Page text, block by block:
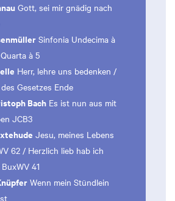
Gott, sei mir gnädig nach
Sinfonia Undecima à
à 5
Herr, lehre uns bedenken /
Gesetzes Ende
Bach Es ist nun aus mit
JCB3
Jesu, meines Lebens
62 / Herzlich lieb hab ich
41
Wenn mein Stündlein